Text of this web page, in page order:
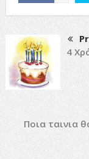
4
Ποια ταινια